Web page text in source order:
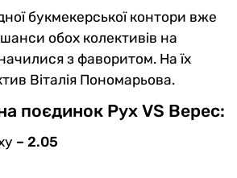
букмекерської контори вже
обох колективів на
з фаворитом. На їх
Віталія Пономарьова.
поєдинок Рух VS Верес:
– 2.05